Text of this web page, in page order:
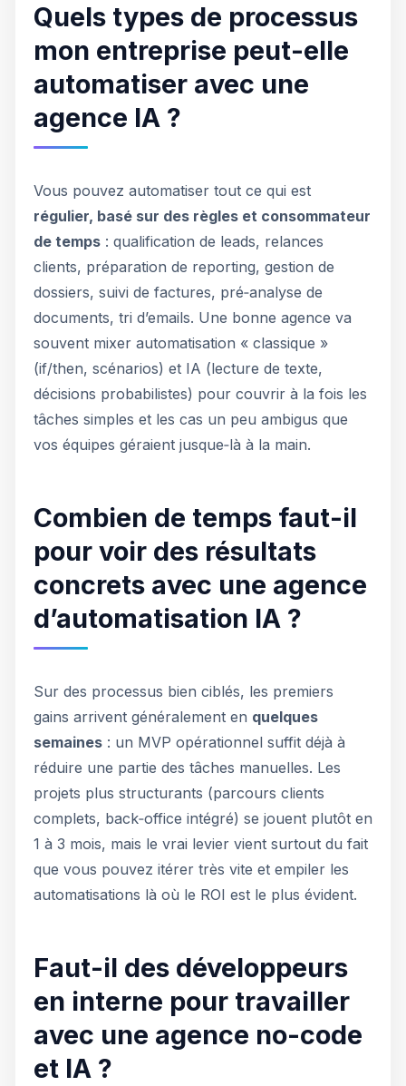
Quels types de processus
mon entreprise peut-elle
automatiser avec une
agence IA ?
Vous pouvez automatiser tout ce qui est
régulier, basé sur des règles et consommateur
de temps : qualification de leads, relances
clients, préparation de reporting, gestion de
dossiers, suivi de factures, pré‑analyse de
documents, tri d’emails. Une bonne agence va
souvent mixer automatisation « classique »
(if/then, scénarios) et IA (lecture de texte,
décisions probabilistes) pour couvrir à la fois les
tâches simples et les cas un peu ambigus que
vos équipes géraient jusque‑là à la main.
Combien de temps faut-il
pour voir des résultats
concrets avec une agence
d’automatisation IA ?
Sur des processus bien ciblés, les premiers
gains arrivent généralement en quelques
semaines : un MVP opérationnel suffit déjà à
réduire une partie des tâches manuelles. Les
projets plus structurants (parcours clients
complets, back‑office intégré) se jouent plutôt en
1 à 3 mois, mais le vrai levier vient surtout du fait
que vous pouvez itérer très vite et empiler les
automatisations là où le ROI est le plus évident.
Faut-il des développeurs
en interne pour travailler
avec une agence no-code
et IA ?